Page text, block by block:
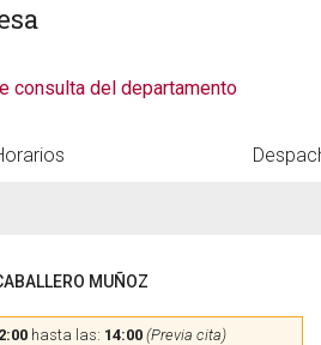
consulta del departamento
MUÑOZ
hasta las: 14:00 (Previa cita)